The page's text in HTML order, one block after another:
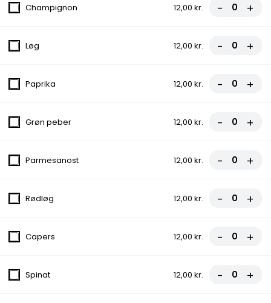
Tuborg øl
109,00 kr.
Monster 0.5 L
TILBUD
34) og 0.5 Sodavand
Champignon 12,00 kr. - +
Løg 12,00 kr. - +
Paprika 12,00 kr. - +
Grøn peber 12,00 kr. - +
Parmesanost 12,00 kr. - +
Rødløg 12,00 kr. - +
Capers 12,00 kr. - +
Spinat 12,00 kr. - +